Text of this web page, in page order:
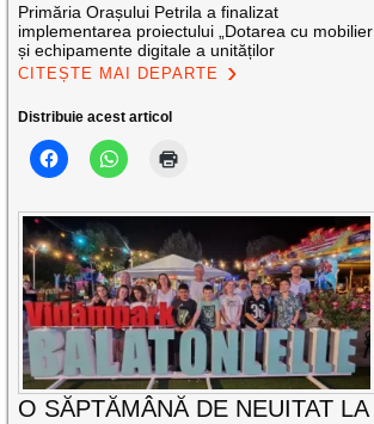
Primăria Orașului Petrila a finalizat
implementarea proiectului „Dotarea cu mobilier
și echipamente digitale a unităților
CITEȘTE MAI DEPARTE
Distribuie acest articol
O SĂPTĂMÂNĂ DE NEUITAT LA